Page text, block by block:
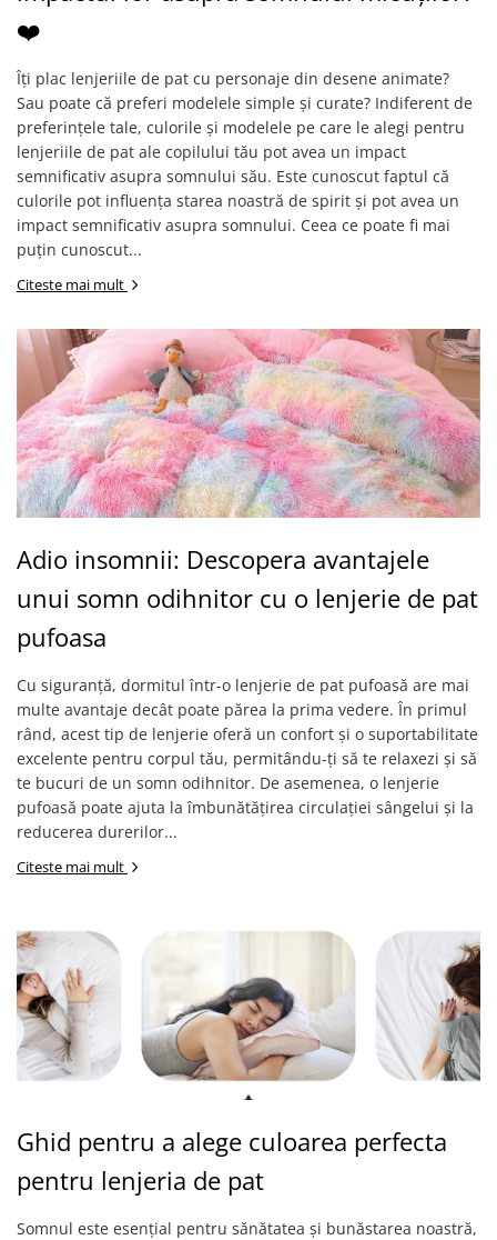
❤️
Îți plac lenjeriile de pat cu personaje din desene animate?
Sau poate că preferi modelele simple și curate? Indiferent de
preferințele tale, culorile și modelele pe care le alegi pentru
lenjeriile de pat ale copilului tău pot avea un impact
semnificativ asupra somnului său. Este cunoscut faptul că
culorile pot influența starea noastră de spirit și pot avea un
impact semnificativ asupra somnului. Ceea ce poate fi mai
puțin cunoscut...
Citeste mai mult
Adio insomnii: Descopera avantajele
unui somn odihnitor cu o lenjerie de pat
pufoasa
Cu siguranță, dormitul într-o lenjerie de pat pufoasă are mai
multe avantaje decât poate părea la prima vedere. În primul
rând, acest tip de lenjerie oferă un confort și o suportabilitate
excelente pentru corpul tău, permitându-ți să te relaxezi și să
te bucuri de un somn odihnitor. De asemenea, o lenjerie
pufoasă poate ajuta la îmbunătățirea circulației sângelui și la
reducerea durerilor...
Citeste mai mult
Ghid pentru a alege culoarea perfecta
pentru lenjeria de pat
Somnul este esențial pentru sănătatea și bunăstarea noastră,